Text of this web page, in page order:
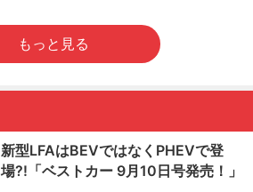
もっと見る
新型LFAはBEVではなくPHEVで登
場?!「ベストカー 9月10日号発売！」